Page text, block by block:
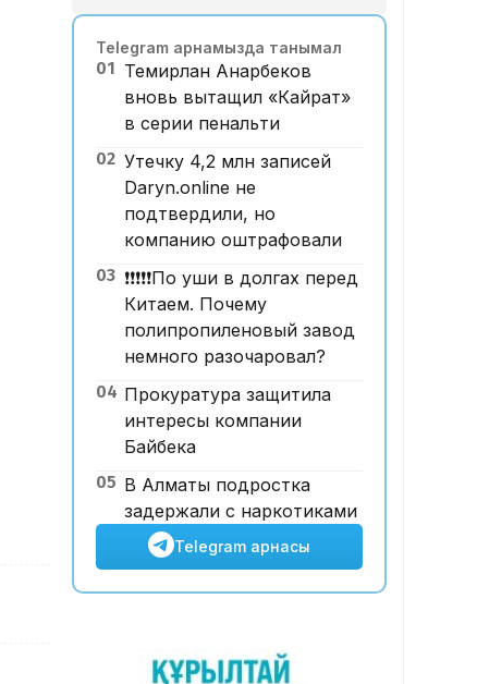
құрсақ ана туралы не білеміз?
15:15, 05 Тамыз 2026
Дастан Сәтпаевтың
«Челсидегі» дебюттік голы
үздік деп танылды
14:32, 05 Тамыз 2026
Құлсарылықтар көпқабатты
тұрғын үйлерде жылан пайда
болғанын айтып, дабыл қағуда
14:24, 05 Тамыз 2026
Түсім өсіп, пайда жоғалған. Air
Astana НЕГЕ 21 млн доллар
шығынға батты?
Telegram арнамызда танымал
01 Темирлан Анарбеков
вновь вытащил «Кайрат»
в серии пенальти
02 Утечку 4,2 млн записей
Daryn.online не
подтвердили, но
компанию оштрафовали
03 ❗️❗️❗️❗️❗️По уши в долгах перед
Китаем. Почему
полипропиленовый завод
немного разочаровал?
04 Прокуратура защитила
интересы компании
Байбека
05 В Алматы подростка
задержали с наркотиками
Telegram арнасы